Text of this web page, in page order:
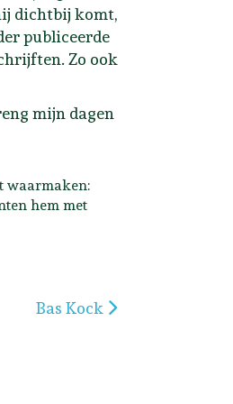
dichtbij komt,
publiceerde
Zo ook
mijn dagen
waarmaken:
hem met
Volgende artikel: Bas Kock
Bas Kock